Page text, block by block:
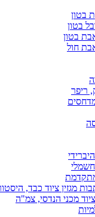
בטון
בטון
בטון
חול
ריפר
חשמלי
מתקדמת
מגזין ציוד כבד,
מכני הנדסי, צמ"ה